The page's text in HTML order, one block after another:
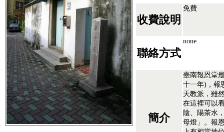
收費說明
免費
聯絡方式
none
簡介
臺南報恩堂
十一年)，報
天教派，雖
在這裡可以
陰、陽茶水
母燈」。報